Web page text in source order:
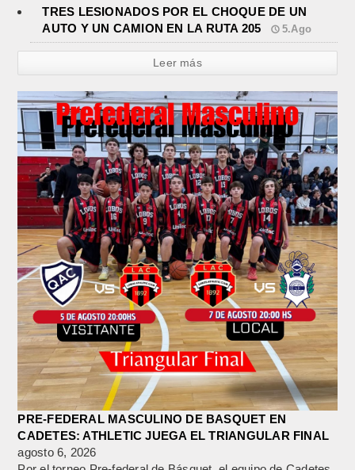
TRES LESIONADOS POR EL CHOQUE DE UN
AUTO Y UN CAMION EN LA RUTA 205
5.Ago
Leer más
PRE-FEDERAL MASCULINO DE BASQUET EN
CADETES: ATHLETIC JUEGA EL TRIANGULAR FINAL
agosto 6, 2026